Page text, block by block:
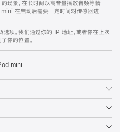
景。在长时间以高音量播放音频等情
在启动后需要一定时间对传感器进
项。我们通过你的 IP 地址，或者你在上次
你的位置。
mini